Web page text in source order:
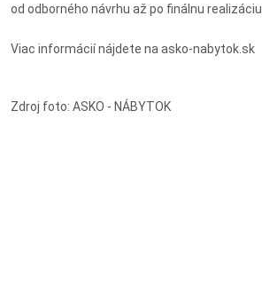
od odborného návrhu až po finálnu realizáciu.
Viac informácií nájdete na asko-nabytok.sk
Zdroj foto: ASKO - NÁBYTOK